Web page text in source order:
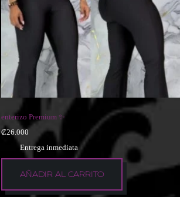
enterizo Premium ✨
₡26.000
Entrega inmediata
AÑADIR AL CARRITO